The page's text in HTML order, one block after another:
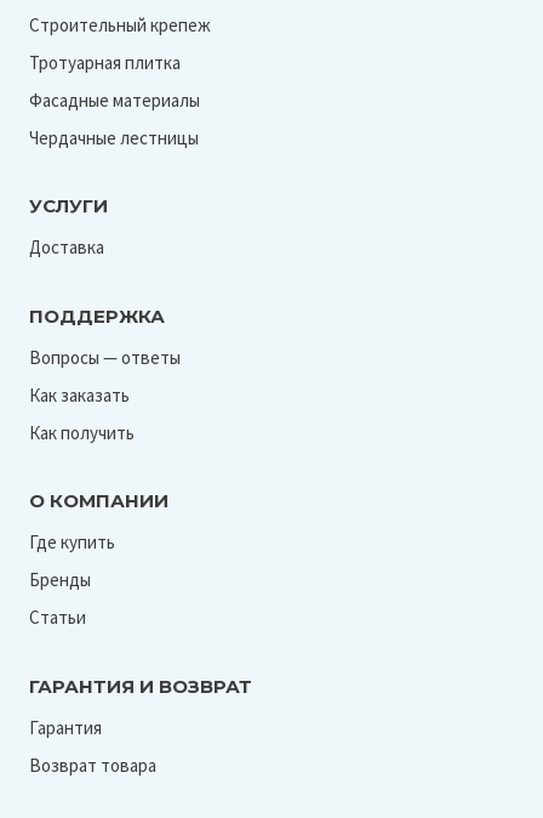
Строительный крепеж
Тротуарная плитка
Фасадные материалы
Чердачные лестницы
УСЛУГИ
Доставка
ПОДДЕРЖКА
Вопросы — ответы
Как заказать
Как получить
О КОМПАНИИ
Где купить
Бренды
Статьи
ГАРАНТИЯ И ВОЗВРАТ
Гарантия
Возврат товара